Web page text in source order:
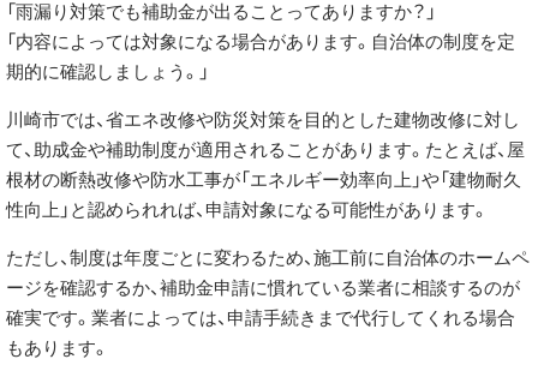
「雨漏り対策でも補助金が出ることってありますか？」
「内容によっては対象になる場合があります。自治体の制度を定
期的に確認しましょう。」
川崎市では、省エネ改修や防災対策を目的とした建物改修に対し
て、助成金や補助制度が適用されることがあります。たとえば、屋
根材の断熱改修や防水工事が「エネルギー効率向上」や「建物耐久
性向上」と認められれば、申請対象になる可能性があります。
ただし、制度は年度ごとに変わるため、施工前に自治体のホームペ
ージを確認するか、補助金申請に慣れている業者に相談するのが
確実です。業者によっては、申請手続きまで代行してくれる場合
もあります。